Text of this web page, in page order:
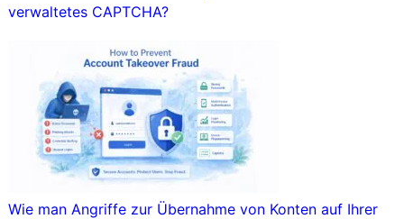
verwaltetes CAPTCHA?
Wie man Angriffe zur Übernahme von Konten auf Ihrer